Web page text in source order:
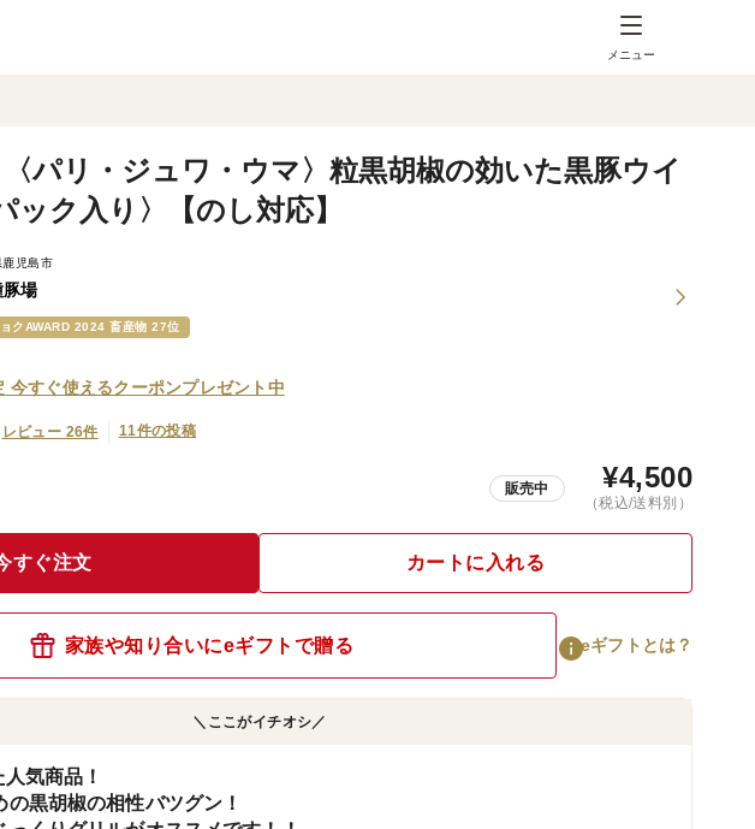
メニュー
〈パリ・ジュワ・ウマ〉粒黒胡椒の効いた黒豚ウイ
ク入り〉【のし対応】
鹿児島市
場
クAWARD 2024 畜産物 27位
今すぐ使えるクーポンプレゼント中
レビュー 26件 11件の投稿
販売中 ¥4,500
（税込/送料別）
すぐ注文 カートに入れる
家族や知り合いにeギフトで贈る eギフトとは？
＼ここがイチオシ／
気商品！
黒胡椒の相性バツグン！